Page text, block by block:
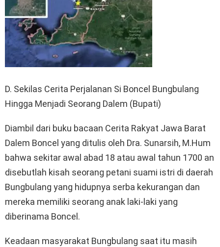
D. Sekilas Cerita Perjalanan Si Boncel Bungbulang
Hingga Menjadi Seorang Dalem (Bupati)
Diambil dari buku bacaan Cerita Rakyat Jawa Barat
Dalem Boncel yang ditulis oleh Dra. Sunarsih, M.Hum
bahwa sekitar awal abad 18 atau awal tahun 1700 an
disebutlah kisah seorang petani suami istri di daerah
Bungbulang yang hidupnya serba kekurangan dan
mereka memiliki seorang anak laki-laki yang
diberinama Boncel.
Keadaan masyarakat Bungbulang saat itu masih